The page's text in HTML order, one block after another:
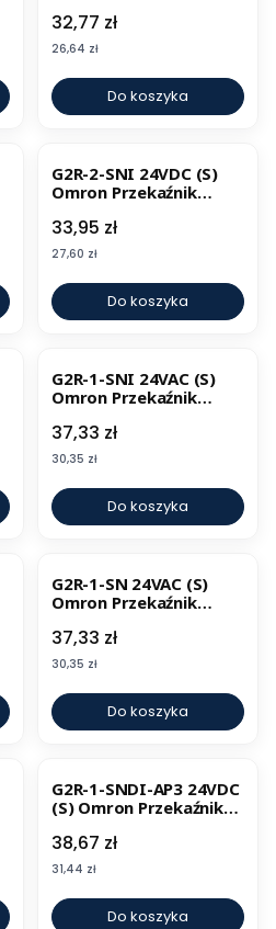
Cena
32,77 zł
Cena
26,64 zł
Do koszyka
G2R-2-SNI 24VDC (S)
Omron Przekaźnik
Cena
33,95 zł
Cena
27,60 zł
Do koszyka
G2R-1-SNI 24VAC (S)
Omron Przekaźnik
Cena
37,33 zł
Cena
30,35 zł
Do koszyka
G2R-1-SN 24VAC (S)
Omron Przekaźnik
Cena
37,33 zł
Cena
30,35 zł
Do koszyka
G2R-1-SNDI-AP3 24VDC
(S) Omron Przekaźnik
Cena
38,67 zł
Cena
31,44 zł
Do koszyka